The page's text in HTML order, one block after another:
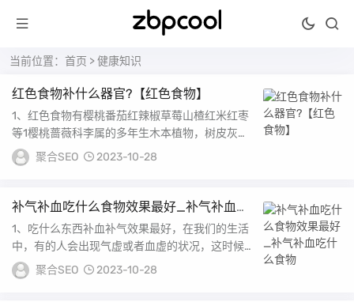
当前位置： 首页 >健康知识
红色食物补什么器官?【红色食物】
1、红色食物有樱桃番茄红辣椒草莓山楂红米红枣
等1樱桃蔷薇科李属的多年生木本植物，树皮灰白
色，树枝灰褐色或灰棕色，嫩枝绿色果实近球形，
成熟...
聚合SEO 2023-10-28
补气补血吃什么食物效果最好_补气补血吃
什么食物
1、吃什么东西补血补气效果最好，在我们的生活
中，有的人会出现气虚或者血虚的状况，这时候就
啊哟注意自己身体的情况了，需要多吃一些补血补
气的...
聚合SEO 2023-10-28